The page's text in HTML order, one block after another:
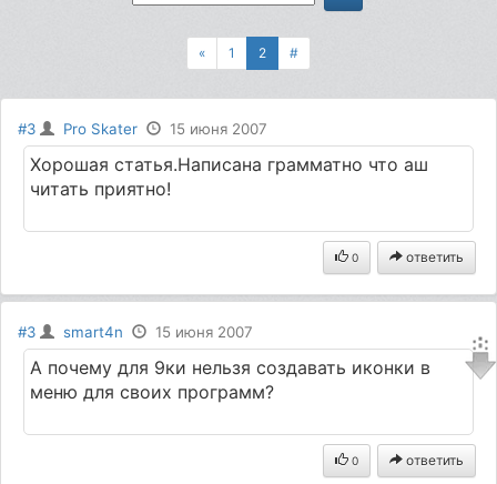
« 1 2 #
#3 Pro Skater 15 июня 2007
Хорошая статья.Написана грамматно что аш
читать приятно!
0 ответить
#3 smart4n 15 июня 2007
А почему для 9ки нельзя создавать иконки в
меню для своих программ?
0 ответить